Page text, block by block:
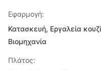
Εφαρμογή:
Κατασκευή, Εργαλεία
Βιομηχανία
Πλάτος: